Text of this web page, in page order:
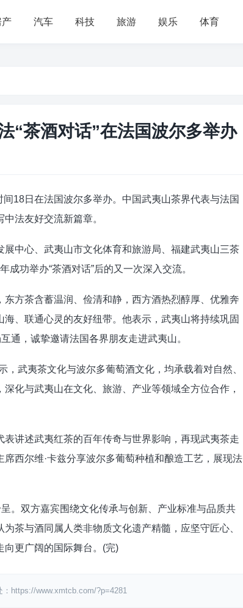
产 汽车 科技 旅游 娱乐 体育
“茶酒对话”在法国波尔多举办
18日在法国波尔多举办。中国武夷山茶界代表与法国
法友好交流新篇章。
中心、武夷山市文化体育和旅游局、福建武夷山三茶
功举办“茶酒对话”后的又一次深入交流。
方茶含蓄温润、俭清和静，西方酒热烈醇厚、优雅奔
、联通心灵的友好纽带。他表示，武夷山将持续巩固
通，诚挚邀请法国各界朋友走进武夷山。
武夷茶文化与波尔多葡萄酒文化，均承载着对自然、
化与武夷山在文化、旅游、产业等领域全方位合作，
讲述武夷红茶的百年传奇与世界影响，再现武夷茶走
西尔维·卡兹分享波尔多葡萄种植和酿造工艺，展现法
。双方嘉宾围绕文化传承与创新、产业标准与品质共
茶与酒同属人类非物质文化遗产精髓，应坚守匠心、
向更广阔的国际舞台。(完)
https://www.xmtcb.com/?p=4281